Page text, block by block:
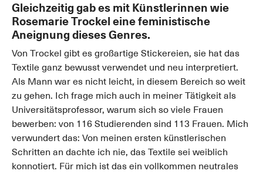
Gleichzeitig gab es mit Künstlerinnen wie
Rosemarie Trockel eine feministische
Aneignung dieses Genres.
Von Trockel gibt es großartige Stickereien, sie hat das
Textile ganz bewusst verwendet und neu interpretiert.
Als Mann war es nicht leicht, in diesem Bereich so weit
zu gehen. Ich frage mich auch in meiner Tätigkeit als
Universitätsprofessor, warum sich so viele Frauen
bewerben: von 116 Studierenden sind 113 Frauen. Mich
verwundert das: Von meinen ersten künstlerischen
Schritten an dachte ich nie, das Textile sei weiblich
konnotiert. Für mich ist das ein vollkommen neutrales